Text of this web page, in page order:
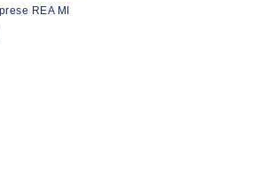
REA MI